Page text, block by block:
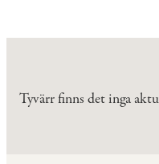
Tyvärr finns det inga